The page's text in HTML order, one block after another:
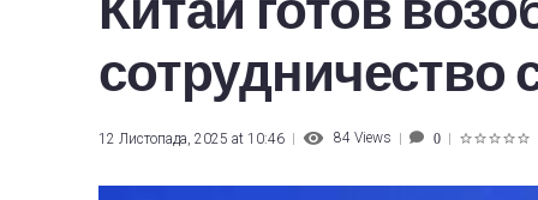
сотрудничество
12 Листопада, 2025 at 10:46 84 Views 0